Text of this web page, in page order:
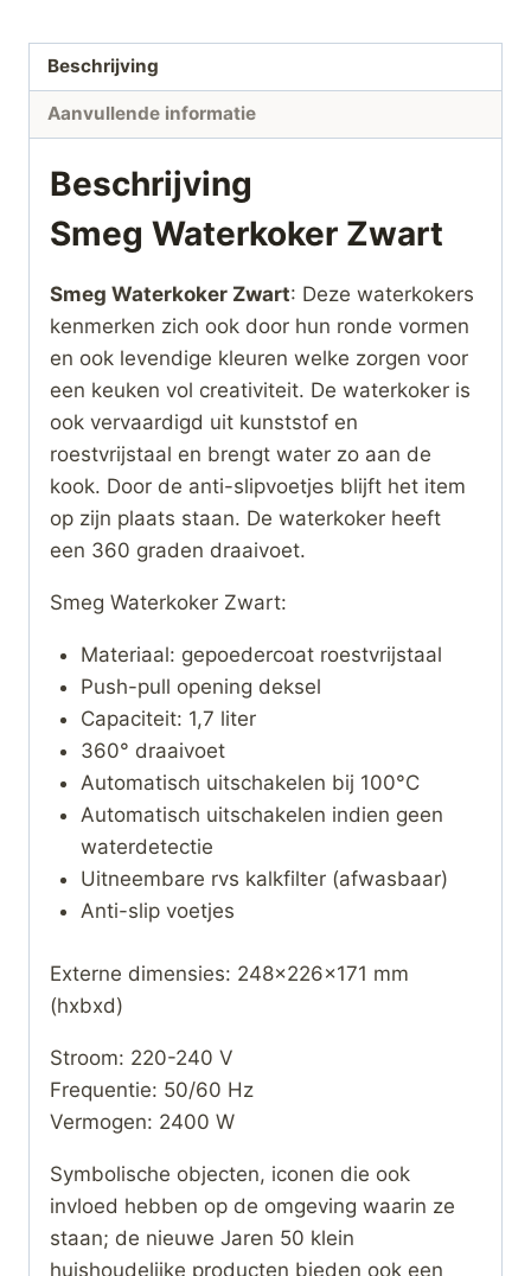
Beschrijving
Aanvullende informatie
Beschrijving
Smeg Waterkoker Zwart
Smeg Waterkoker Zwart: Deze waterkokers
kenmerken zich ook door hun ronde vormen
en ook levendige kleuren welke zorgen voor
een keuken vol creativiteit. De waterkoker is
ook vervaardigd uit kunststof en
roestvrijstaal en brengt water zo aan de
kook. Door de anti-slipvoetjes blijft het item
op zijn plaats staan. De waterkoker heeft
een 360 graden draaivoet.
Smeg Waterkoker Zwart:
Materiaal: gepoedercoat roestvrijstaal
Push-pull opening deksel
Capaciteit: 1,7 liter
360° draaivoet
Automatisch uitschakelen bij 100°C
Automatisch uitschakelen indien geen
waterdetectie
Uitneembare rvs kalkfilter (afwasbaar)
Anti-slip voetjes
Externe dimensies: 248x226x171 mm
(hxbxd)
Stroom: 220-240 V
Frequentie: 50/60 Hz
Vermogen: 2400 W
Symbolische objecten, iconen die ook
invloed hebben op de omgeving waarin ze
staan; de nieuwe Jaren 50 klein
huishoudelijke producten bieden ook een